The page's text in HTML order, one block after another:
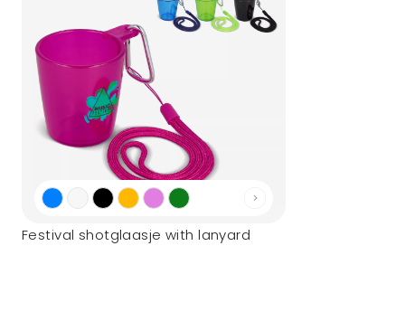
Festival shotglaasje with lanyard